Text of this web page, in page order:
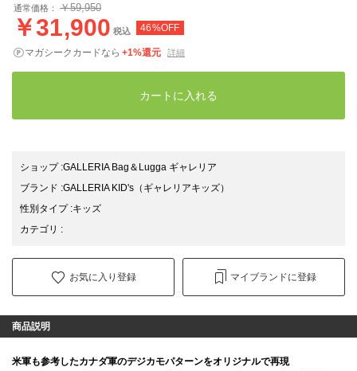
通常価格： ￥59,950
￥31,900 税込 46%OFF
マガシークカードなら +1%還元 詳細
カートに入れる
ショップ:GALLERIA Bag＆Lugga ギャレリア
ブランド :GALLERIA KID's （ギャレリアキッズ）
性別タイプ:キッズ
カテゴリ :
お気に入り登録 マイブランドに登録
商品説明
米軍も参考したカナダ軍のデジカモパターンをオリジナルで再現